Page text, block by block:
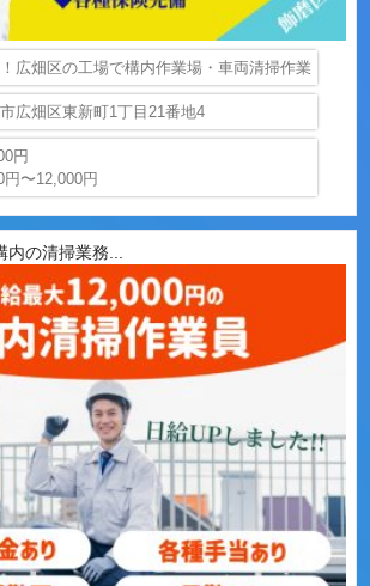
広畑区の工場で構内作業場・車両清掃作業
広畑区東新町1丁目21番地4
円
円〜12,000円
の清掃業務...